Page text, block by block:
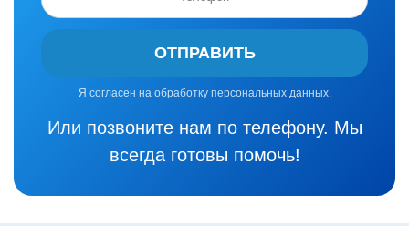
ОТПРАВИТЬ
Я согласен на обработку персональных данных.
Или позвоните нам по телефону. Мы
всегда готовы помочь!